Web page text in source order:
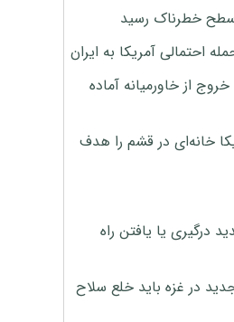
خطرناک رسید
احتمالی آمریکا به ایران
از خاورمیانه آماده
۲۰۰۰ پوندی آمریکا خانه‌ای در قشم را هدف
درگیری یا یافتن راه
در غزه باید خلع سلاح